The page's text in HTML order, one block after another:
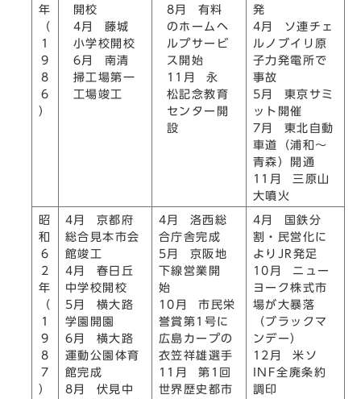
年
（
1
9
8
6
）
開校
4月 藤城
小学校開校
6月 南清
掃工場第一
工場竣工
8月 有料
のホームヘ
ルプサービ
ス開始
11月 永
松記念教育
センター開
設
発
4月 ソ連チェ
ルノブイリ原
子力発電所で
事故
5月 東京サミ
ット開催
7月 東北自動
車道（浦和～
青森）開通
11月 三原山
大噴火
昭
和
6
2
年
（
1
9
8
7
）
4月 京都府
総合見本市会
館竣工
4月 春日丘
中学校開校
5月 横大路
学園開園
6月 横大路
運動公園体育
館完成
8月 伏見中
4月 洛西総
合庁舎完成
5月 京阪地
下線営業開
始
10月 市民栄
誉賞第1号に
広島カープの
衣笠祥雄選手
11月 第1回
世界歴史都市
4月 国鉄分
割・民営化に
よりJR発足
10月 ニュー
ヨーク株式市
場が大暴落
（ブラックマ
ンデー）
12月 米ソ
INF全廃条約
調印